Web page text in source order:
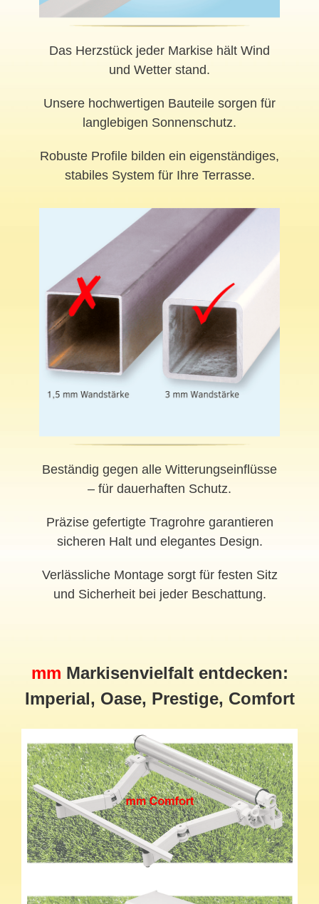
Das Herzstück jeder Markise hält Wind
und Wetter stand.
Unsere hochwertigen Bauteile sorgen für
langlebigen Sonnenschutz.
Robuste Profile bilden ein eigenständiges,
stabiles System für Ihre Terrasse.
Beständig gegen alle Witterungseinflüsse
– für dauerhaften Schutz.
Präzise gefertigte Tragrohre garantieren
sicheren Halt und elegantes Design.
Verlässliche Montage sorgt für festen Sitz
und Sicherheit bei jeder Beschattung.
mm Markisenvielfalt entdecken:
Imperial, Oase, Prestige, Comfort